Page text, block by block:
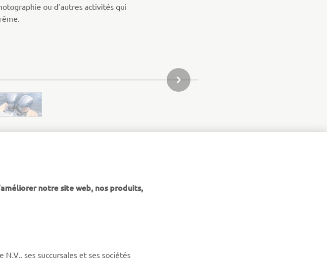
ou d’autres activités qui
ARTICLE DE LA GALERIE SUIVANT
SUPPORT NEWSLETTER
notre site web, nos produits,
ses succursales et ses sociétés